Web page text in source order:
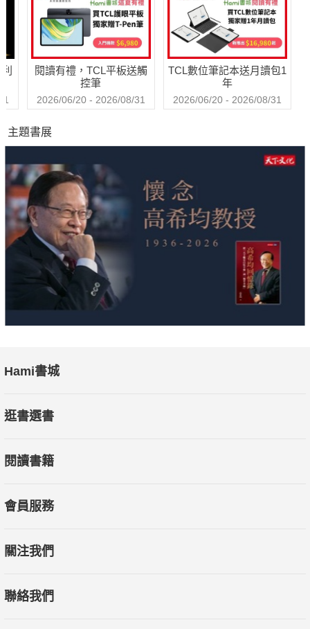
閱讀有禮，TCL平板送觸
控筆
2026/06/20 - 2026/08/31
TCL數位筆記本送月讀包1
年
2026/06/20 - 2026/08/31
主題書展
Hami書城
逛書選書
閱讀書籍
會員服務
關注我們
聯絡我們